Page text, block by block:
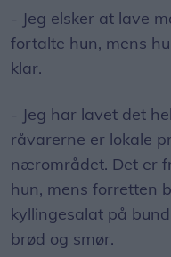
klar.
- Jeg har lavet det
nærområdet. Det er
hun, mens forretten
kyllingesalat på
brød og smør.
Hovedretten var